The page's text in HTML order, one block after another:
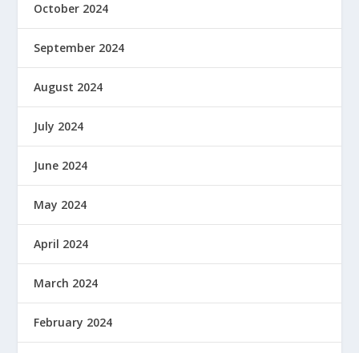
October 2024
September 2024
August 2024
July 2024
June 2024
May 2024
April 2024
March 2024
February 2024